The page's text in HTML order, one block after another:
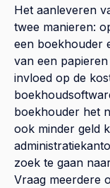
Het aanleveren
twee manieren:
een boekhouder
van een
invloed op de
boekhouder het
ook minder geld
zoek te gaan
Vraag meerdere